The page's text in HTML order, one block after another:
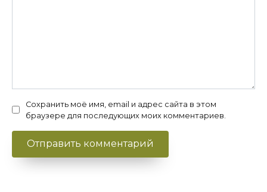
Сохранить моё имя, email и адрес сайта в этом
браузере для последующих моих комментариев.